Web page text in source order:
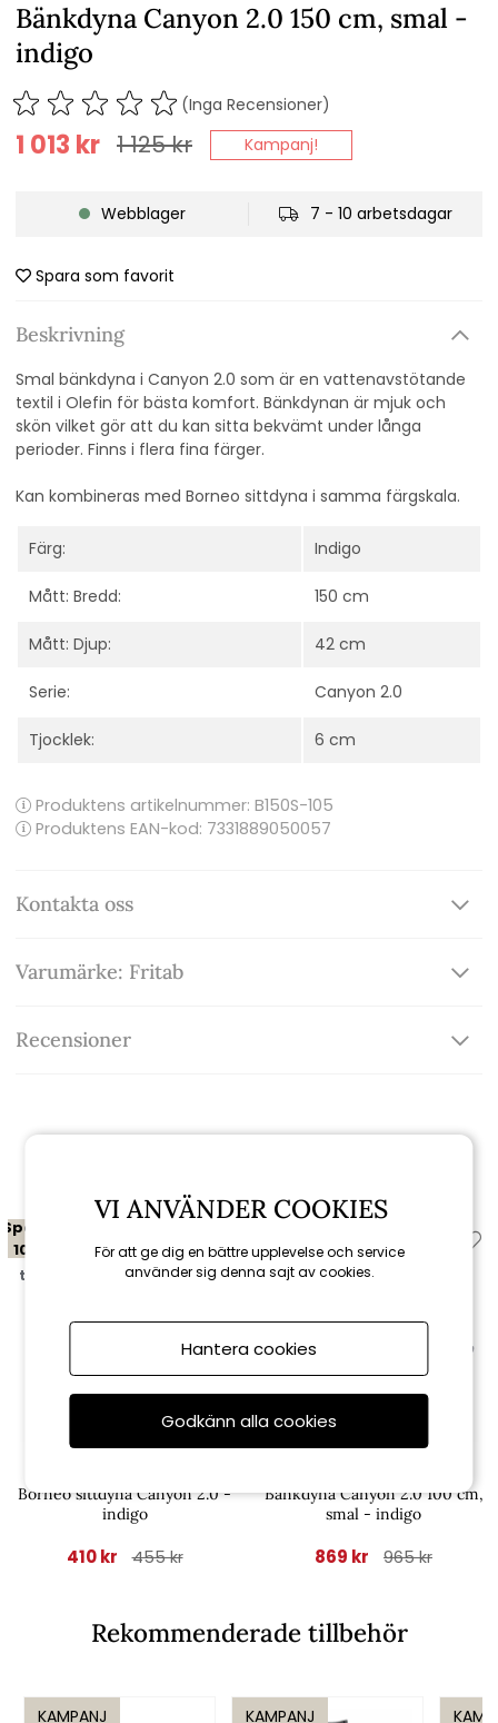
Bänkdyna Canyon 2.0 150 cm, smal -
indigo
(Inga Recensioner)
1 125kr
1 013 kr Kampanj!
Webblager 7 - 10 arbetsdagar
Spara som favorit
Beskrivning
Smal bänkdyna i Canyon 2.0 som är en vattenavstötande
textil i Olefin för bästa komfort. Bänkdynan är mjuk och
skön vilket gör att du kan sitta bekvämt under långa
perioder. Finns i flera fina färger.
Kan kombineras med Borneo sittdyna i samma färgskala.
Färg: Indigo
Mått: Bredd: 150 cm
Mått: Djup: 42 cm
Serie: Canyon 2.0
Tjocklek: 6 cm
Produktens artikelnummer: B150S-105
Produktens EAN-kod: 7331889050057
Kontakta oss
Varumärke: Fritab
Recensioner
Spara
10%
till 16/8
Borneo sittdyna Canyon 2.0 -
indigo
410 kr 455 kr
10%
till 16/8
Bänkdyna Canyon 2.0 100 cm,
smal - indigo
869 kr 965 kr
Rekommenderade tillbehör
KAMPANJ KAMPANJ
VI ANVÄNDER COOKIES
För att ge dig en bättre upplevelse och service
använder sig denna sajt av cookies.
Hantera cookies
Godkänn alla cookies